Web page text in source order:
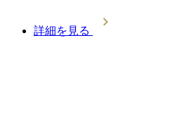
詳細を見る